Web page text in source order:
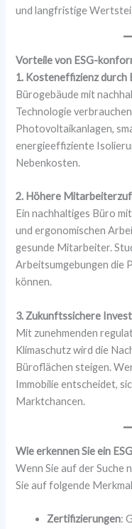
und langfristige
Vorteile von ESG-
1. Kosteneffizienz durch
Bürogebäude mit
Technologie
Photovoltaikanlagen,
energieeffiziente
Nebenkosten.
2. Höhere
Ein nachhaltiges Büro
und ergonomischen
gesunde Mitarbeiter.
Arbeitsumgebungen die
können.
3. Zukunftssichere
Mit zunehmenden
Klimaschutz wird die
Büroflächen steigen.
Immobilie entscheidet,
Marktchancen.
Wie erkennen Sie ein
Wenn Sie auf der Suche
Sie auf folgende
Zertifizierungen: